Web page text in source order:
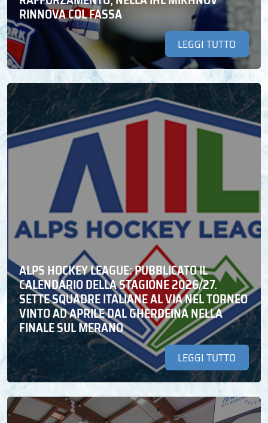
RINNOVA COL FASSA
LEGGI TUTTO
ALPS HOCKEY LEAGUE: PUBBLICATO IL
CALENDARIO DELLA STAGIONE 2026/27.
SETTE SQUADRE ITALIANE AL VIA NEL TORNEO
VINTO AD APRILE DAL GHERDEINA NELLA
FINALE SUL MERANO
LEGGI TUTTO